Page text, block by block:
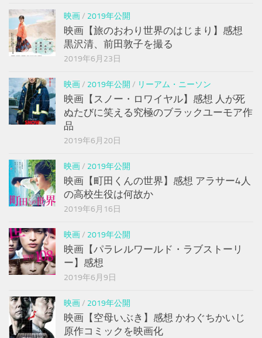
映画/ 2019年公開
映画【旅のおわり世界のはじまり】感想
黒沢清、前田敦子を撮る
2019年6月23日
映画/ 2019年公開 / リーアム・ニーソン
映画【スノー・ロワイヤル】感想 人が死
ぬたびに笑える究極のブラックユーモア作
品
2019年6月20日
映画/ 2019年公開
映画【町田くんの世界】感想 アラサー4人
の高校生役は何故か
2019年6月16日
映画/ 2019年公開
映画【パラレルワールド・ラブストーリ
ー】感想
2019年6月9日
映画/ 2019年公開
映画【空母いぶき】感想 かわぐちかいじ
原作コミックを映画化